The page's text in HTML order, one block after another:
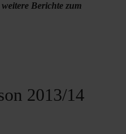
weitere Berichte zum
2013/14